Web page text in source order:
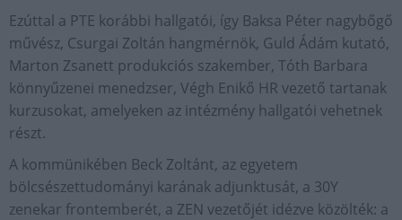
Ezúttal a PTE korábbi hallgatói, így Baksa Péter nagybőgő
művész, Csurgai Zoltán hangmérnök, Guld Ádám kutató,
Marton Zsanett produkciós szakember, Tóth Barbara
könnyűzenei menedzser, Végh Enikő HR vezető tartanak
kurzusokat, amelyeken az intézmény hallgatói vehetnek
részt.
A kommünikében Beck Zoltánt, az egyetem
bölcsészettudományi karának adjunktusát, a 30Y
zenekar frontemberét, a ZEN vezetőjét idézve közölték: a